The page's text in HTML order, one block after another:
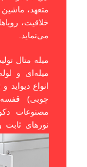
متعهد،
خلاقیت،
می‌نماید.
میله متال
میله‌ای و
انواع
چوبی)
مصنوعات
نورهای ثابت
معماری،
شماست.